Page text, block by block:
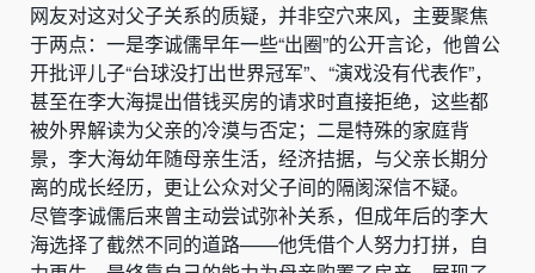
网友对这对父子关系的质疑，并非空穴来风，主要聚焦
于两点：一是李诚儒早年一些“出圈”的公开言论，他曾公
开批评儿子“台球没打出世界冠军”、“演戏没有代表作”，
甚至在李大海提出借钱买房的请求时直接拒绝，这些都
被外界解读为父亲的冷漠与否定；二是特殊的家庭背
景，李大海幼年随母亲生活，经济拮据，与父亲长期分
离的成长经历，更让公众对父子间的隔阂深信不疑。
尽管李诚儒后来曾主动尝试弥补关系，但成年后的李大
海选择了截然不同的道路——他凭借个人努力打拼，自